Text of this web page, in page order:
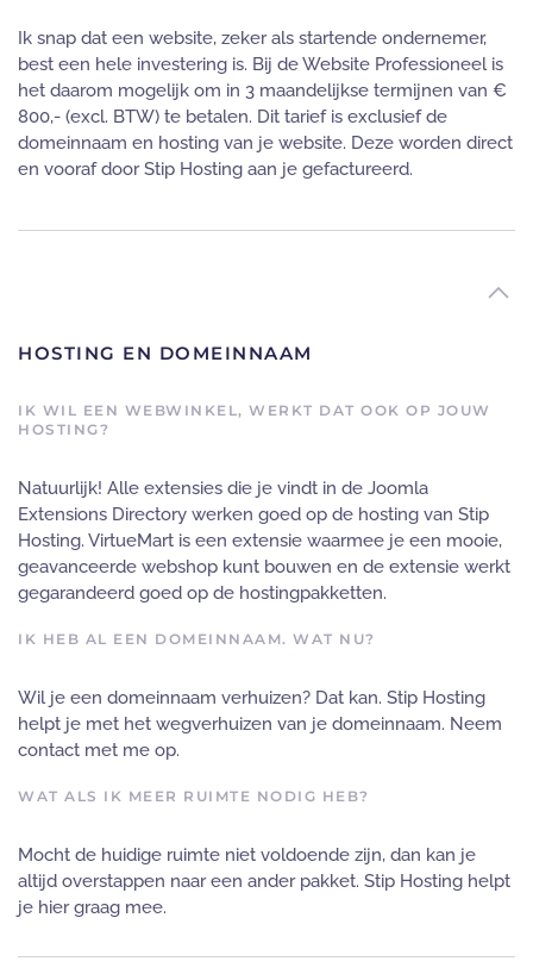
Ik snap dat een website, zeker als startende ondernemer,
best een hele investering is. Bij de Website Professioneel is
het daarom mogelijk om in 3 maandelijkse termijnen van €
800,- (excl. BTW) te betalen. Dit tarief is exclusief de
domeinnaam en hosting van je website. Deze worden direct
en vooraf door Stip Hosting aan je gefactureerd.
HOSTING EN DOMEINNAAM
IK WIL EEN WEBWINKEL, WERKT DAT OOK OP JOUW
HOSTING?
Natuurlijk! Alle extensies die je vindt in de Joomla
Extensions Directory werken goed op de hosting van Stip
Hosting. VirtueMart is een extensie waarmee je een mooie,
geavanceerde webshop kunt bouwen en de extensie werkt
gegarandeerd goed op de hostingpakketten.
IK HEB AL EEN DOMEINNAAM. WAT NU?
Wil je een domeinnaam verhuizen? Dat kan. Stip Hosting
helpt je met het wegverhuizen van je domeinnaam. Neem
contact met me op.
WAT ALS IK MEER RUIMTE NODIG HEB?
Mocht de huidige ruimte niet voldoende zijn, dan kan je
altijd overstappen naar een ander pakket. Stip Hosting helpt
je hier graag mee.